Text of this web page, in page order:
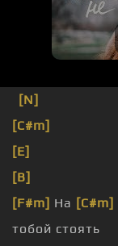
[N]
[C#m]
[E]
[B]
[F#m] На [C#m]
тобой стоять